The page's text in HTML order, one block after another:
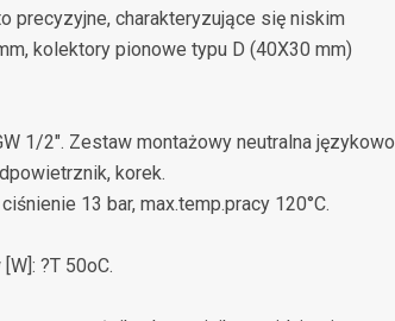
precyzyjne, charakteryzujące się niskim
kolektory pionowe typu D (40X30 mm)
1/2". Zestaw montażowy neutralna językowo
korek.
13 bar, max.temp.pracy 120°C.
?T 50oC.